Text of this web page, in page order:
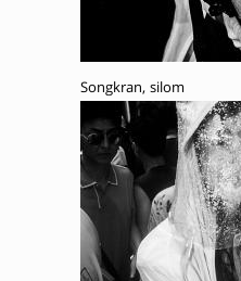
Songkran, silom